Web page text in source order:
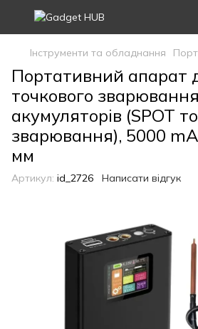
Інструменти та обладнання
Портативний апарат
точкового зварювання
акумуляторів (SPOT
зварювання), 5000
мм
Артикул: id_2726 Написати відгук